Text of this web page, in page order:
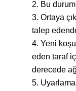
Bu
Ortaya
talep
Yeni
eden taraf
derecede